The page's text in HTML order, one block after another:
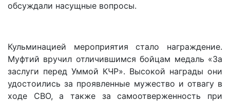
обсуждали насущные вопросы.
Кульминацией мероприятия стало награждение.
Муфтий вручил отличившимся бойцам медаль «За
заслуги перед Уммой КЧР». Высокой награды они
удостоились за проявленные мужество и отвагу в
ходе СВО, а также за самоотверженность при